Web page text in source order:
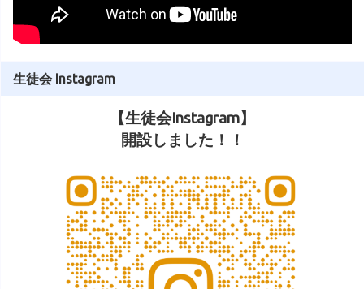
生徒会 Instagram
【生徒会Instagram】
開設しました！！